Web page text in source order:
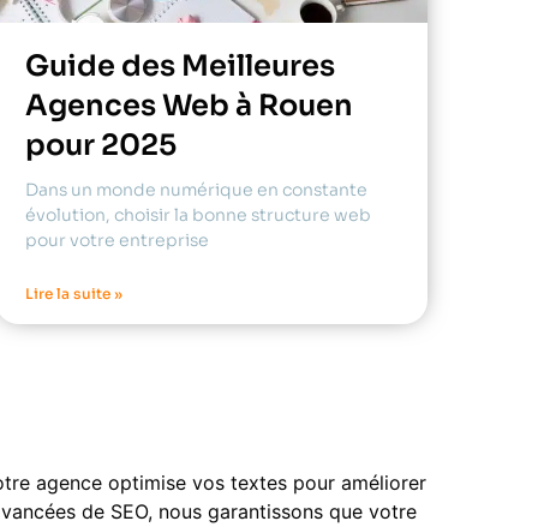
Guide des Meilleures
Agences Web à Rouen
pour 2025
Dans un monde numérique en constante
évolution, choisir la bonne structure web
pour votre entreprise
Lire la suite »
agence optimise vos textes pour améliorer
de SEO, nous garantissons que votre